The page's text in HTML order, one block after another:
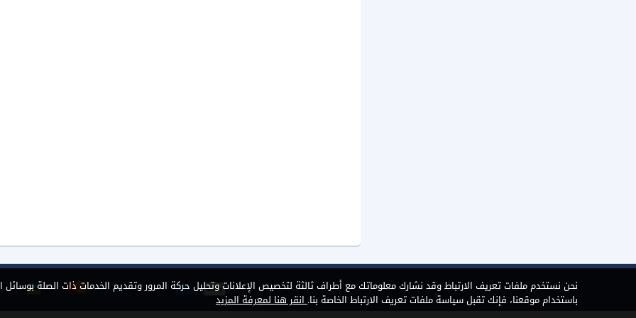
نحن نستخدم ملفات تعريف الارتباط وقد نشارك معلوماتك مع أطراف ثالثة لتخصيص الإعلانات وتحليل حركة المرور وتقديم الخدمات ذات الصلة بوسائل
باستخدام موقعنا، فإنك تقبل سياسة ملفات تعريف الارتباط الخاصة بنا.انقر هنا لمعرفة المزيد